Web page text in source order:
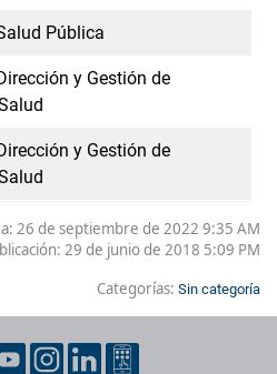
Pública
y Gestión de
y Gestión de
26 de septiembre de 2022 9:35 AM
29 de junio de 2018 5:09 PM
Categorías: Sin categoría
de contacto, redes sociales y